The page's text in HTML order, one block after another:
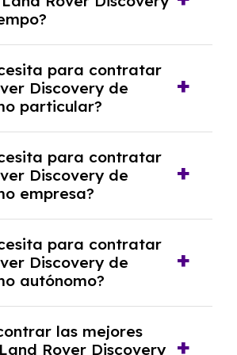
que lo exija el proveedor
del estudio de viabilidad
penalizaciones por
Es importante revisar
del contrato y hablar con un
asesore.
para contratar
Discovery de
particular?
una consulta de solvencia
pago inicial.
para contratar
Discovery de
empresa?
financiera y, en algunos
de solvencia de la empresa
para contratar
Discovery de
autónomo?
de ingresos y, en
las mejores
Rover Discovery